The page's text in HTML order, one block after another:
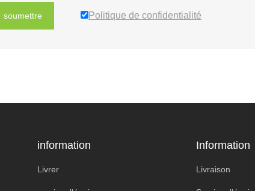
soumettre Politique de confidentialité
information
Livrer
Information
Livraison